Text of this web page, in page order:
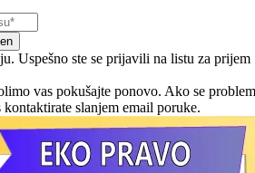
Uspešno ste se prijavili na listu za prijem
vas pokušajte ponovo. Ako se
slanjem email poruke.